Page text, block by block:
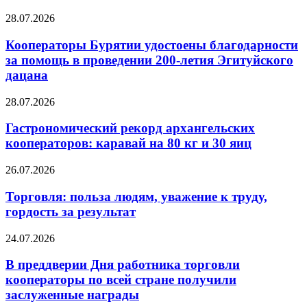
28.07.2026
Кооператоры Бурятии удостоены благодарности
за помощь в проведении 200-летия Эгитуйского
дацана
28.07.2026
Гастрономический рекорд архангельских
кооператоров: каравай на 80 кг и 30 яиц
26.07.2026
Торговля: польза людям, уважение к труду,
гордость за результат
24.07.2026
В преддверии Дня работника торговли
кооператоры по всей стране получили
заслуженные награды